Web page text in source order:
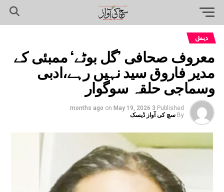
دیش
معروف صحافی ’گل بوٹے‘ ممبئی کے
مدیر فاروق سید نہیں رہے،ادبی
وسماجی حلقہ سوگوار
Published
3 months ago
on May 19, 2026
By سچ کی آواز ڈیسک